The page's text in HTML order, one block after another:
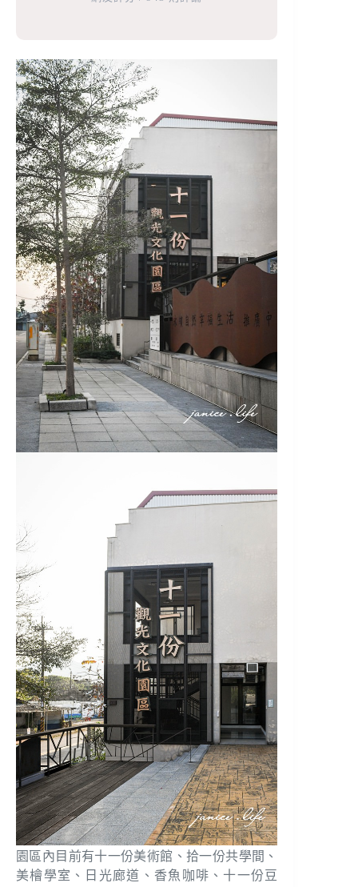
園區內目前有十一份美術館、拾一份共學間、
美檜學室、日光廊道、香魚咖啡、十一份豆